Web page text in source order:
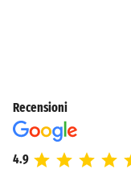
Recensioni
4.9